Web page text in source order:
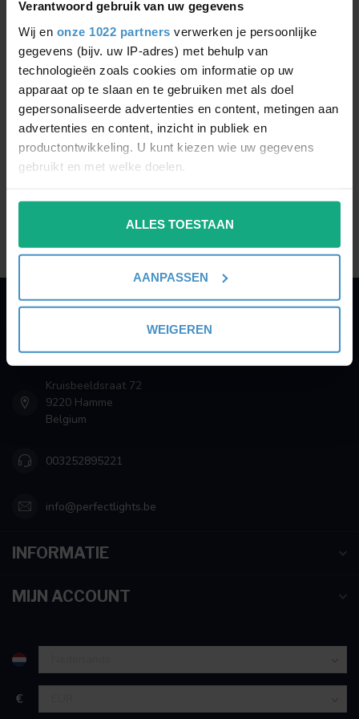
Verantwoord gebruik van uw gegevens
Wij en onze 1022 partners verwerken je persoonlijke
gegevens (bijv. uw IP-adres) met behulp van
technologieën zoals cookies om informatie op uw
apparaat op te slaan en te gebruiken met als doel
gepersonaliseerde advertenties en content, metingen aan
advertenties en content, inzicht in publiek en
productontwikkeling. U kunt kiezen wie uw gegevens
gebruikt en met welke doelen.
Als u het toestaat, willen we ook graag:
Informatie verzamelen over uw geografische
locatie, die tot een paar meter nauwkeurig kan zijn
scannen op specifieke eigenschappen (fingerprinting)
Lees meer over hoe uw persoonlijke gegevens worden
verwerkt en stel uw voorkeuren in het
intrekken in de Cookieverklaring.
We gebruiken cookies om content en advertenties te
personaliseren, om functies voor social media te bieden
informatie over uw gebruik van onze site met onze
partners kunnen deze gegevens combineren met andere
ALLES TOESTAAN
AANPASSEN
WEIGEREN
beschadigingen, opschriften, e.d.).
verplicht de aangekochte goederen in de originele
verpakking binnen de 14 dagen na mededeling van
herroeping effectief terug te sturen.
Verzendkosten zijn ten laste van de koper.
Retouradres PerfectLights.be:
Kruisbeeldstraat 72
België
Gegevens:
Kruisbeeldsraat 72
9220 Hamme
Belgium
003252895221
info@perfectlights.be
INFORMATIE
MIJN ACCOUNT
€